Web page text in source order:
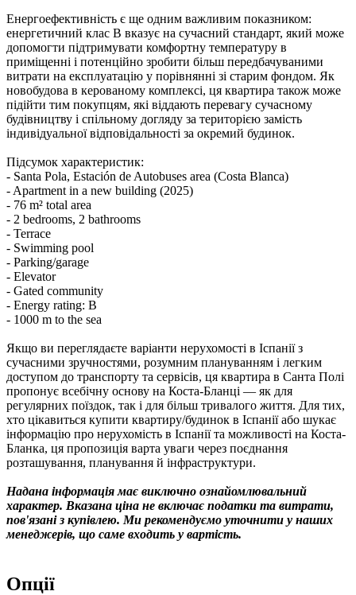
Енергоефективність є ще одним важливим показником:
енергетичний клас B вказує на сучасний стандарт, який може
допомогти підтримувати комфортну температуру в
приміщенні і потенційно зробити більш передбачуваними
витрати на експлуатацію у порівнянні зі старим фондом. Як
новобудова в керованому комплексі, ця квартира також може
підійти тим покупцям, які віддають перевагу сучасному
будівництву і спільному догляду за територією замість
індивідуальної відповідальності за окремий будинок.
Підсумок характеристик:
- Santa Pola, Estación de Autobuses area (Costa Blanca)
- Apartment in a new building (2025)
- 76 m² total area
- 2 bedrooms, 2 bathrooms
- Terrace
- Swimming pool
- Parking/garage
- Elevator
- Gated community
- Energy rating: B
- 1000 m to the sea
Якщо ви переглядаєте варіанти нерухомості в Іспанії з
сучасними зручностями, розумним плануванням і легким
доступом до транспорту та сервісів, ця квартира в Санта Полі
пропонує всебічну основу на Коста-Бланці — як для
регулярних поїздок, так і для більш тривалого життя. Для тих,
хто цікавиться купити квартиру/будинок в Іспанії або шукає
інформацію про нерухомість в Іспанії та можливості на Коста-
Бланка, ця пропозиція варта уваги через поєднання
розташування, планування й інфраструктури.
Надана інформація має виключно ознайомлювальний
характер. Вказана ціна не включає податки та витрати,
пов'язані з купівлею. Ми рекомендуємо уточнити у наших
менеджерів, що саме входить у вартість.
Опції